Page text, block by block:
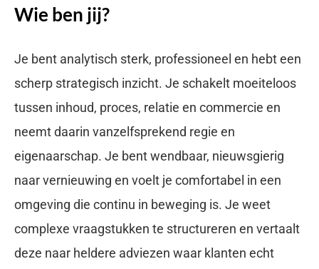
Wie ben jij?
Je bent analytisch sterk, professioneel en hebt een
scherp strategisch inzicht. Je schakelt moeiteloos
tussen inhoud, proces, relatie en commercie en
neemt daarin vanzelfsprekend regie en
eigenaarschap. Je bent wendbaar, nieuwsgierig
naar vernieuwing en voelt je comfortabel in een
omgeving die continu in beweging is. Je weet
complexe vraagstukken te structureren en vertaalt
deze naar heldere adviezen waar klanten echt